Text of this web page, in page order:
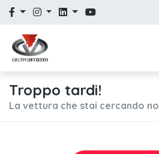
Troppo tardi!
La vettura che stai cercando